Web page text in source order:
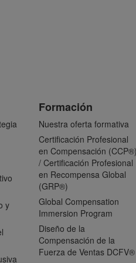
y
Formación
Nuestra oferta formativa
Certificación Profesional
en Compensación (CCP®)
/ Certificación Profesional
en Recompensa Global
(GRP®)
Global Compensation
Immersion Program
Diseño de la
Compensación de la
Fuerza de Ventas DCFV®